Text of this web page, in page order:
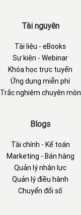
Tài nguyên
Tài liệu - eBooks
Sự kiện - Webinar
Khóa học trực tuyến
Ứng dụng miễn phí
Trắc nghiệm chuyên môn
Blogs
Tài chính - Kế toán
Marketing - Bán hàng
Quản lý nhân lực
Quản lý điều hành
Chuyển đổi số